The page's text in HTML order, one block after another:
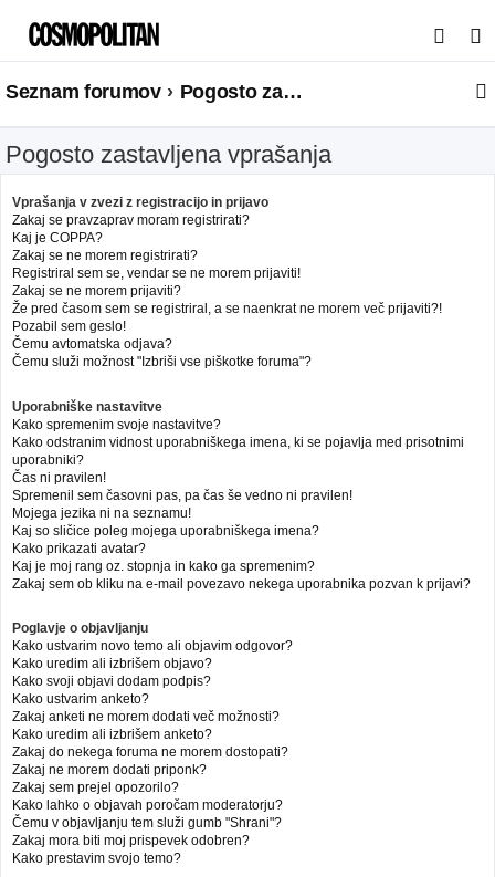
s
a
Seznam forumov Pogosto zastavljena vprašanja
Pogosto zastavljena vprašanja
Vprašanja v zvezi z registracijo in prijavo
Zakaj se pravzaprav moram registrirati?
Kaj je COPPA?
Zakaj se ne morem registrirati?
Registriral sem se, vendar se ne morem prijaviti!
Zakaj se ne morem prijaviti?
Že pred časom sem se registriral, a se naenkrat ne morem več prijaviti?!
Pozabil sem geslo!
Čemu avtomatska odjava?
Čemu služi možnost "Izbriši vse piškotke foruma"?
Uporabniške nastavitve
Kako spremenim svoje nastavitve?
Kako odstranim vidnost uporabniškega imena, ki se pojavlja med prisotnimi
uporabniki?
Čas ni pravilen!
Spremenil sem časovni pas, pa čas še vedno ni pravilen!
Mojega jezika ni na seznamu!
Kaj so sličice poleg mojega uporabniškega imena?
Kako prikazati avatar?
Kaj je moj rang oz. stopnja in kako ga spremenim?
Zakaj sem ob kliku na e-mail povezavo nekega uporabnika pozvan k prijavi?
Poglavje o objavljanju
Kako ustvarim novo temo ali objavim odgovor?
Kako uredim ali izbrišem objavo?
Kako svoji objavi dodam podpis?
Kako ustvarim anketo?
Zakaj anketi ne morem dodati več možnosti?
Kako uredim ali izbrišem anketo?
Zakaj do nekega foruma ne morem dostopati?
Zakaj ne morem dodati priponk?
Zakaj sem prejel opozorilo?
Kako lahko o objavah poročam moderatorju?
Čemu v objavljanju tem služi gumb "Shrani"?
Zakaj mora biti moj prispevek odobren?
Kako prestavim svojo temo?